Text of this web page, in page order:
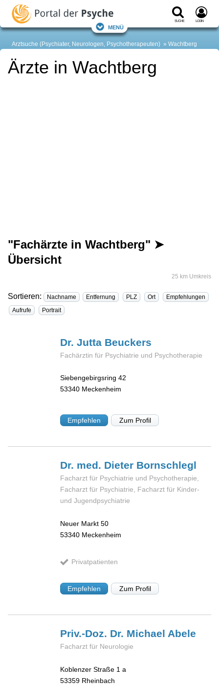
Suche Login
Menü
Arztsuche (Psychiater, Neurologen, Psychotherapeuten) Wachtberg
Ärzte in Wachtberg
"Fachärzte in Wachtberg" ➤
Übersicht
25 km Umkreis
Sortieren: Nachname Entfernung PLZ Ort
Empfehlungen
Aufrufe
Portrait
Dr. Jutta Beuckers
Fachärztin für Psychiatrie und Psychotherapie
Siebengebirgsring 42
53340 Meckenheim
Empfehlen Zum Profil
Dr. med. Dieter Bornschlegl
Facharzt für Psychiatrie und Psychotherapie,
Facharzt für Psychiatrie, Facharzt für Kinder-
und Jugendpsychiatrie
Neuer Markt 50
53340 Meckenheim
Privatpatienten
Empfehlen Zum Profil
Priv.-Doz. Dr. Michael Abele
Facharzt für Neurologie
Koblenzer Straße 1 a
53359 Rheinbach